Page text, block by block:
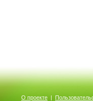
О проекте |